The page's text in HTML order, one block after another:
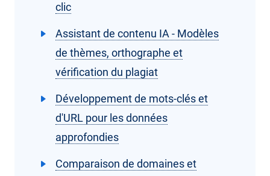
clic
Assistant de contenu IA - Modèles
de thèmes, orthographe et
vérification du plagiat
Développement de mots-clés et
d'URL pour les données
approfondies
Comparaison de domaines et